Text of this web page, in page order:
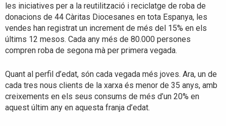
les iniciatives per a la reutilització i reciclatge de roba de
donacions de 44 Càritas Diocesanes en tota Espanya, les
vendes han registrat un increment de més del 15% en els
últims 12 mesos. Cada any més de 80.000 persones
compren roba de segona mà per primera vegada.
Quant al perfil d’edat, són cada vegada més joves. Ara, un de
cada tres nous clients de la xarxa és menor de 35 anys, amb
creixements en els seus consums de més d’un 20% en
aquest últim any en aquesta franja d’edat.